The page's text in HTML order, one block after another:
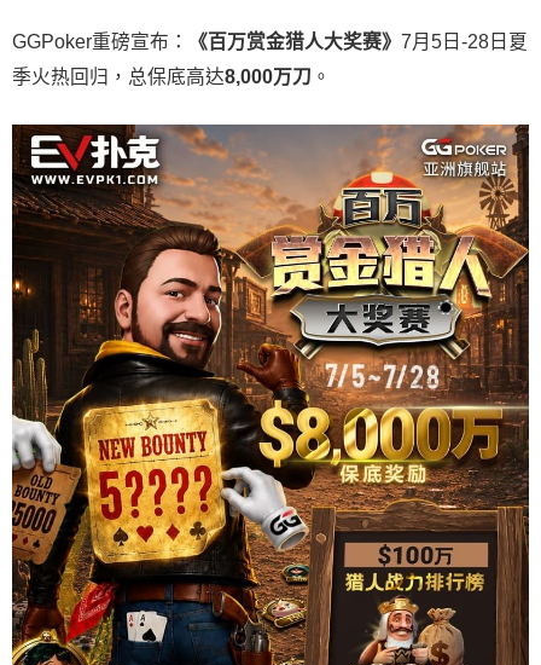
GGPoker重磅宣布： 《百万赏金猎人大奖赛》 7月5日-28日夏
季火热回归，总保底高达8,000万刀 。